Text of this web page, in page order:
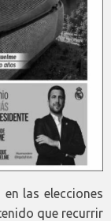
las elecciones
que recurrir